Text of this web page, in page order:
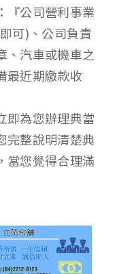
『公司營利事業
可)、公司負責
、汽車或機車之
最近期繳款收
即為您辦理典當
完整說明清楚典
當您覺得合理滿